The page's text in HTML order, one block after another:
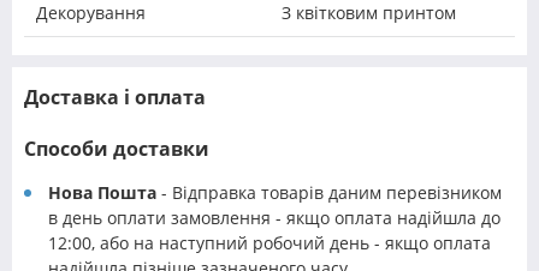
Декорування З квітковим принтом
Доставка і оплата
Способи доставки
Нова Пошта - Відправка товарів даним перевізником
в день оплати замовлення - якщо оплата надійшла до
12:00, або на наступний робочий день - якщо оплата